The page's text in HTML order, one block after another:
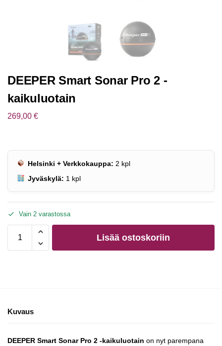
DEEPER Smart Sonar Pro 2 -
kaikuluotain
269,00 €
Helsinki + Verkkokauppa: 2 kpl
Jyväskylä: 1 kpl
Vain 2 varastossa
Lisää ostoskoriin
Kuvaus
DEEPER Smart Sonar Pro 2 -kaikuluotain on nyt parempana